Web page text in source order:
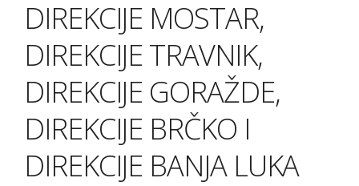
DIREKCIJE MOSTAR,
DIREKCIJE TRAVNIK,
DIREKCIJE GORAŽDE,
DIREKCIJE BRČKO I
DIREKCIJE BANJA LUKA